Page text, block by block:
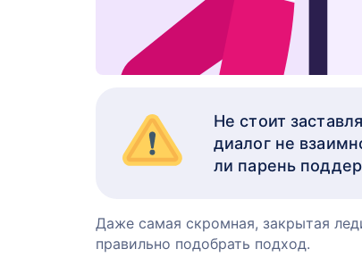
Не стоит
диалог не
ли парень
Даже самая скромная, закрытая
правильно подобрать подход.